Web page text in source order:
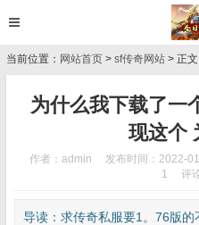
当前位置： 网站首页 > sf传奇网站 > 正文
为什么我下载了一
现这个
作者：admin 发布时间：2022-
1
评
导读：求传奇私服要1。76版